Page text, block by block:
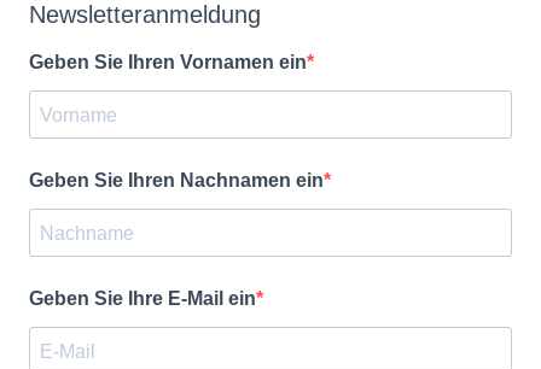
Newsletteranmeldung
Geben Sie Ihren Vornamen ein
Geben Sie Ihren Nachnamen ein
Geben Sie Ihre E-Mail ein